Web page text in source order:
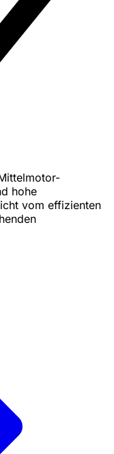
hohe
vom effizienten